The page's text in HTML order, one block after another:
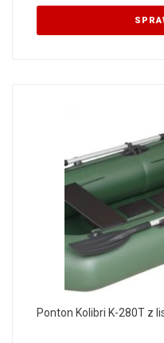
Ponton Kolibri K-280T z